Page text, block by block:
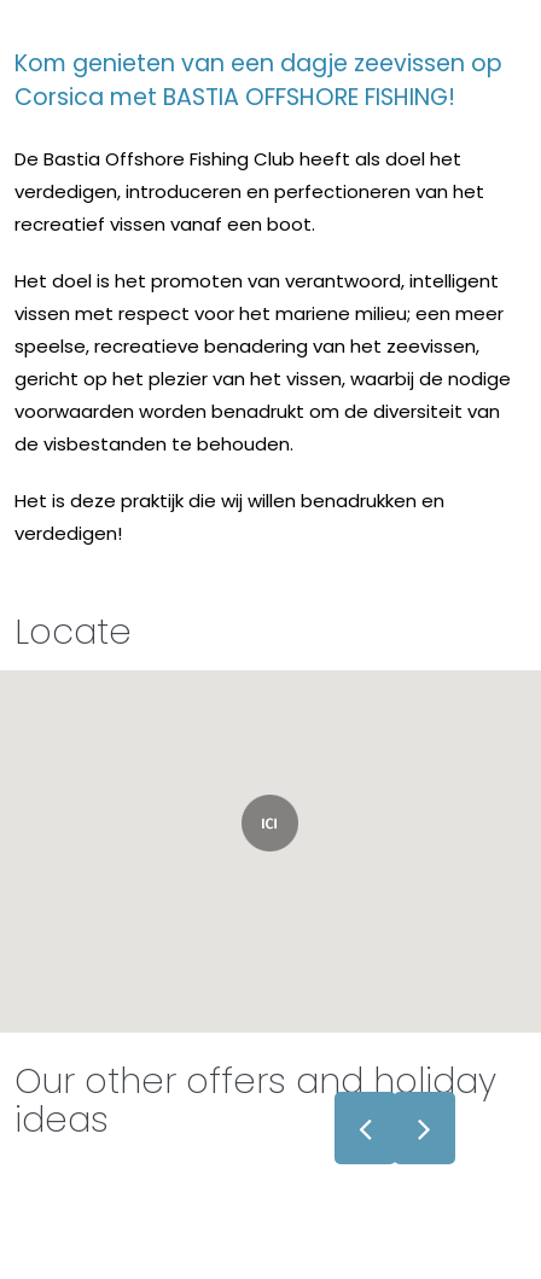
Kom genieten van een dagje zeevissen op
Corsica met BASTIA OFFSHORE FISHING!
De Bastia Offshore Fishing Club heeft als doel het
verdedigen, introduceren en perfectioneren van het
recreatief vissen vanaf een boot.
Het doel is het promoten van verantwoord, intelligent
vissen met respect voor het mariene milieu; een meer
speelse, recreatieve benadering van het zeevissen,
gericht op het plezier van het vissen, waarbij de nodige
voorwaarden worden benadrukt om de diversiteit van
de visbestanden te behouden.
Het is deze praktijk die wij willen benadrukken en
verdedigen!
Locate
Our other offers and holiday
ideas